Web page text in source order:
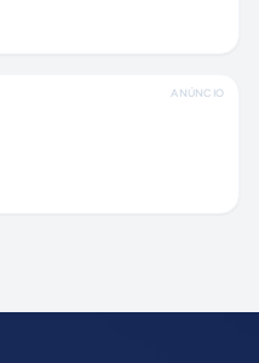
ANÚNCIO